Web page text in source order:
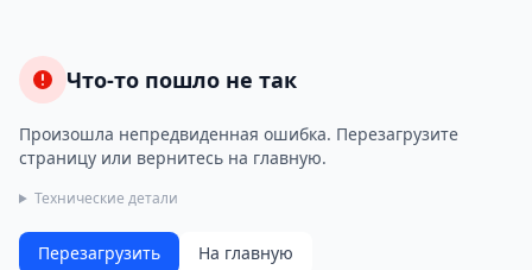
Что-то пошло не так
Произошла непредвиденная ошибка. Перезагрузите
страницу или вернитесь на главную.
Технические детали
Перезагрузить На главную